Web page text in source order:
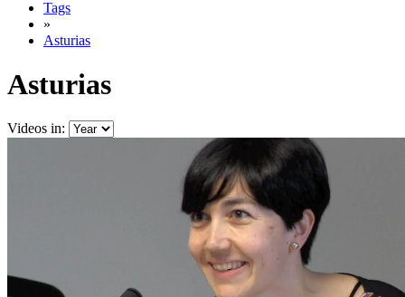
Tags
»
Asturias
Asturias
Videos in: